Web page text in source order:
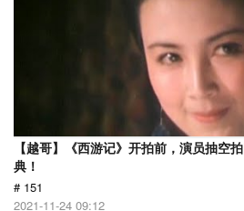
【越哥】《西游记》开拍前，演员抽空
典！
# 151
2021-11-24 09:12